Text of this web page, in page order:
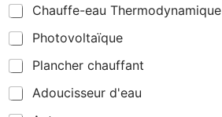
Chauffe-eau Thermodynamique
Photovoltaïque
Plancher chauffant
Adoucisseur d'eau